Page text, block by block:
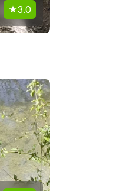
3.0